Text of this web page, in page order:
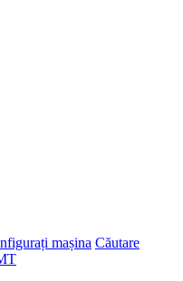
mașina Căutare